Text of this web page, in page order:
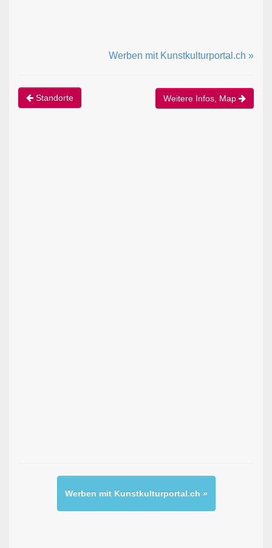
Werben mit Kunstkulturportal.ch »
Standorte Weitere Infos, Map
Werben mit Kunstkulturportal.ch »